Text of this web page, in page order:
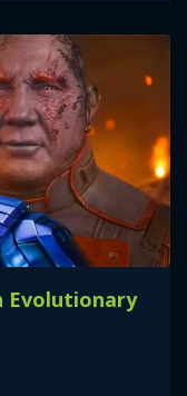
Evolutionary